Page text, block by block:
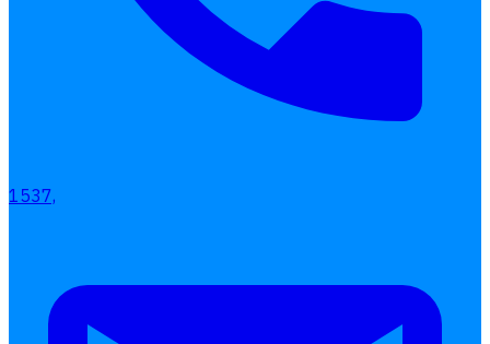
โปรแกรมบริหารงานบุคคล
การคิดเงินเดือน
Follow
1537,